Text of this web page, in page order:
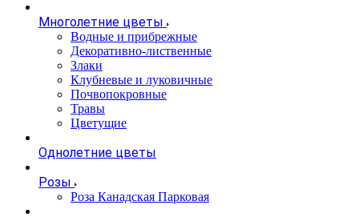
Многолетние цветы
Водные и прибрежные
Декоративно-лиственные
Злаки
Клубневые и луковичные
Почвопокровные
Травы
Цветущие
Однолетние цветы
Розы
Роза Канадская Парковая